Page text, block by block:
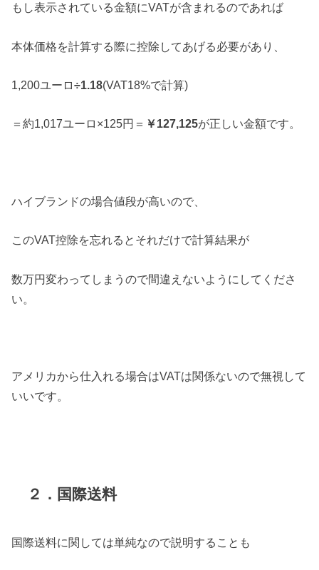
もし表示されている金額にVATが含まれるのであれば
本体価格を計算する際に控除してあげる必要があり、
1,200ユーロ÷1.18(VAT18%で計算)
＝約1,017ユーロ×125円＝ ￥127,125が正しい金額です。
ハイブランドの場合値段が高いので、
このVAT控除を忘れるとそれだけで計算結果が
数万円変わってしまうので間違えないようにしてくださ
い。
アメリカから仕入れる場合はVATは関係ないので無視して
いいです。
２．国際送料
国際送料に関しては単純なので説明することも